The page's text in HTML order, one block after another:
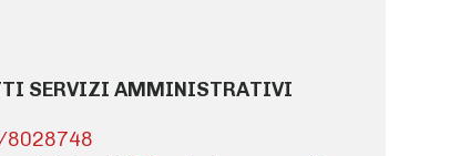
SERVIZI AMMINISTRATIVI